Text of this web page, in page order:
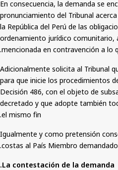
En consecuencia, la demanda se
pronunciamiento del Tribunal
la República del Perú de las
ordenamiento jurídico comunitario,
mencionada en contravención a lo
Adicionalmente solicita al Tribunal
para que inicie los procedimientos
Decisión 486, con el objeto de
decretado y que adopte también
el mismo fin.
Igualmente y como pretensión
costas al País Miembro demandado.